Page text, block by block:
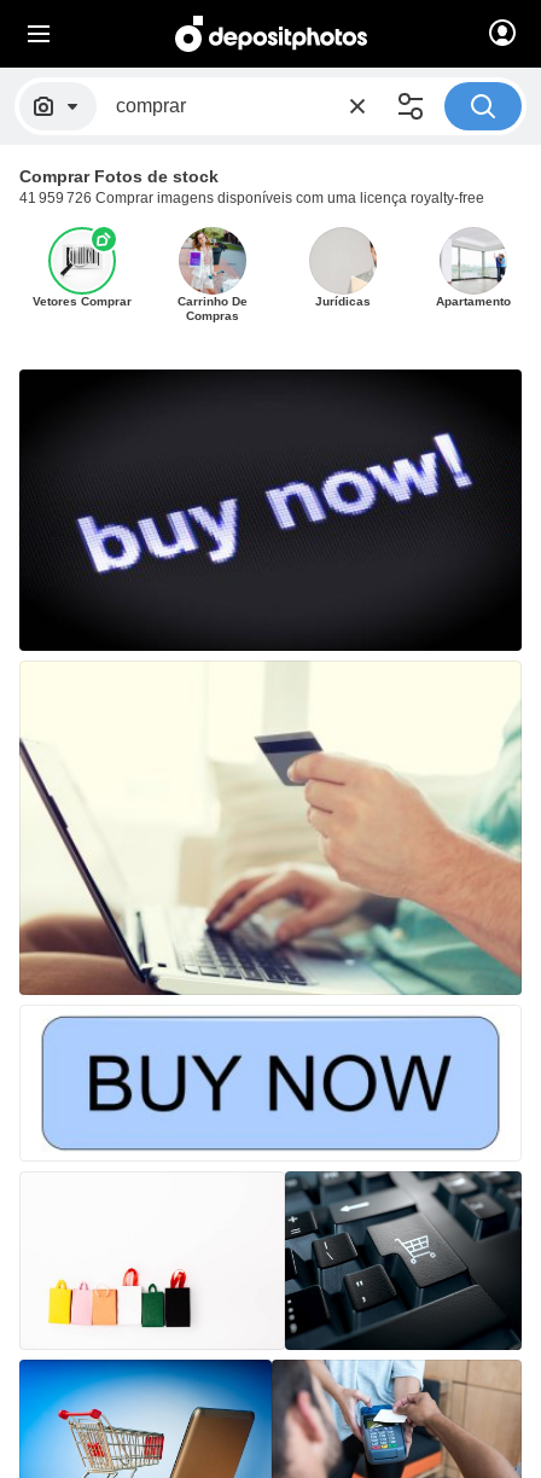
Comprar Fotos de stock
41 959 726 Comprar imagens disponíveis com uma licença royalty-free
Vetores Comprar
Carrinho De
Compras
Jurídicas Apartamento